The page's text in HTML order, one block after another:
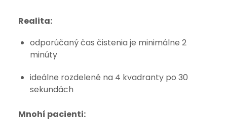
Realita:
odporúčaný čas čistenia je minimálne 2
minúty
ideálne rozdelené na 4 kvadranty po 30
sekundách
Mnohí pacienti: